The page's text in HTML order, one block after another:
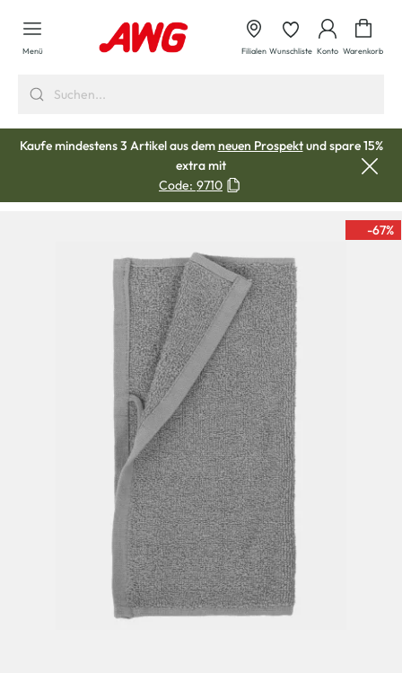
springen
Menü Filialen Wunschliste Konto Warenkorb
Kaufe mindestens 3 Artikel aus demneuen Prospektund spare 15%
extra mit
Code: 9710
-67%